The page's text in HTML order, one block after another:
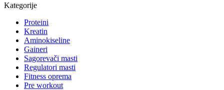
Kategorije
Proteini
Kreatin
Aminokiseline
Gaineri
Sagorevači masti
Regulatori masti
Fitness oprema
Pre workout